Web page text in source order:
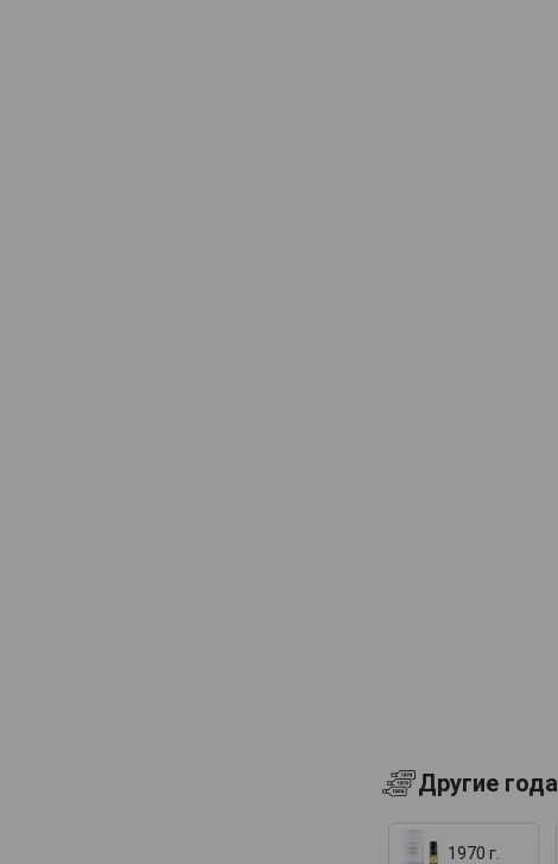
Другие года
1970 г.